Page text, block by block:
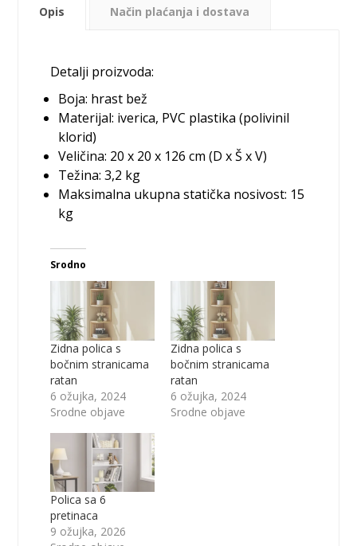
Opis Način plaćanja i dostava
Detalji proizvoda:
Boja: hrast bež
Materijal: iverica, PVC plastika (polivinil
klorid)
Veličina: 20 x 20 x 126 cm (D x Š x V)
Težina: 3,2 kg
Maksimalna ukupna statička nosivost: 15
kg
Srodno
Zidna polica s
bočnim stranicama
ratan
6 ožujka, 2024
Srodne objave
Zidna polica s
bočnim stranicama
ratan
6 ožujka, 2024
Srodne objave
Polica sa 6
pretinaca
9 ožujka, 2026